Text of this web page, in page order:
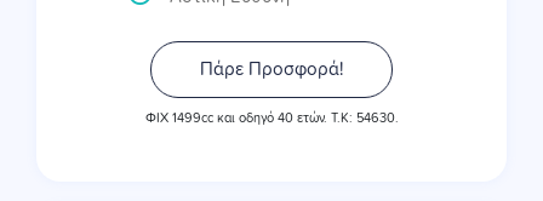
Πάρε Προσφορά!
ΦΙΧ 1499cc και οδηγό 40 ετών. Τ.Κ: 54630.